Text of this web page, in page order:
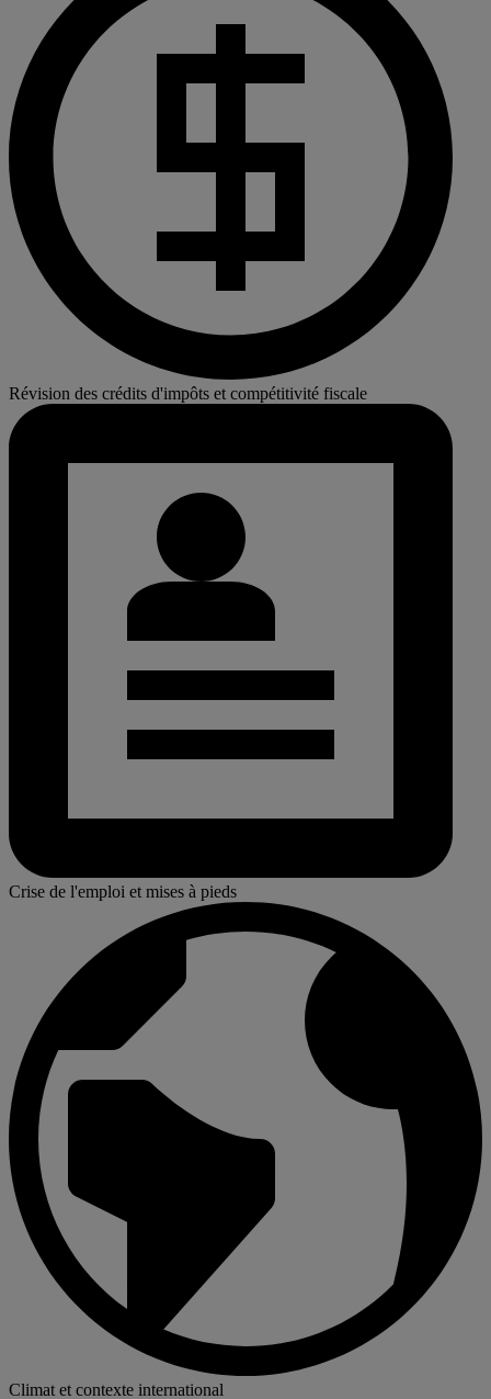
Révision des crédits d'impôts et compétitivité fiscale
Crise de l'emploi et mises à pieds
Climat et contexte international